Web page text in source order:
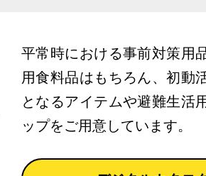
平常時における事前対策用
用食料品はもちろん、初動
となるアイテムや避難生活
ップをご用意しています。